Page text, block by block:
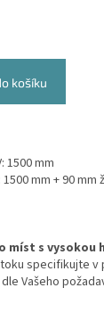
košíku
1500 mm
1500 mm + 90
míst s vysokou
specifikujte v
Vašeho